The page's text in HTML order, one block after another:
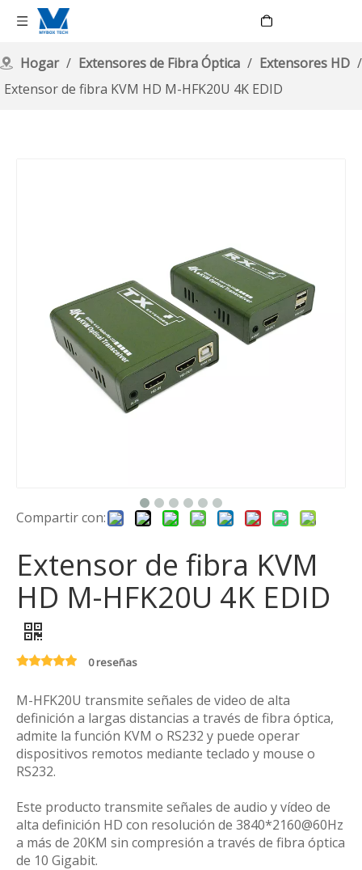
Hogar / Extensores de Fibra Óptica / Extensores HD /
Extensor de fibra KVM HD M-HFK20U 4K EDID
Compartir con:
Extensor de fibra KVM
HD M-HFK20U 4K EDID
0 reseñas
M-HFK20U transmite señales de video de alta
definición a largas distancias a través de fibra óptica,
admite la función KVM o RS232 y puede operar
dispositivos remotos mediante teclado y mouse o
RS232.
Este producto transmite señales de audio y vídeo de
alta definición HD con resolución de 3840*2160@60Hz
a más de 20KM sin compresión a través de fibra óptica
de 10 Gigabit.